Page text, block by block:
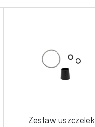
Zestaw uszczelek